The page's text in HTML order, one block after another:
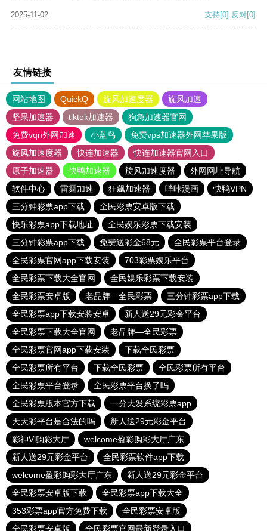
2025-11-02 支持[0] 反对[0]
友情链接
网站地图 QuickQ 旋风加速度器
旋风加速
坚果加速器
tiktok加速器
狗急加速器官网
免费vqn外网加速
小蓝鸟
免费vps加速器外网苹果版
旋风加速度器
快连加速器
快连加速器官网入口
原子加速器
快鸭加速器 旋风加速度器
外网网址导航
软件中心
雷霆加速 狂飙加速器 哔咔漫画
快鸭VPN
三分钟彩票app下载
全民彩票安卓版下载
快乐彩票app下载地址
全民娱乐彩票下载安装
三分钟彩票app下载
免费送彩金68元
全民彩票平台登录
全民彩票官网app下载安装
703彩票娱乐平台
全民彩票下载大全官网
全民娱乐彩票下载安装
全民彩票安卓版
老品牌—全民彩票
三分钟彩票app下载
全民彩票app下载安装安卓
新人送29元彩金平台
全民彩票下载大全官网
老品牌—全民彩票
全民彩票官网app下载安装
下载全民彩票
全民彩票所有平台
下载全民彩票
全民彩票所有平台
全民彩票平台登录
全民彩票平台换了吗
全民彩票版本官方下载
一分大发系统彩票app
天天彩平台是合法的吗
新人送29元彩金平台
彩神Vl购彩大厅
welcome盈彩购彩大厅广东
新人送29元彩金平台
全民彩票软件app下载
welcome盈彩购彩大厅广东
新人送29元彩金平台
全民彩票安卓版下载
全民彩票app下载大全
353彩票app官方免费下载
全民彩票安卓版
全民彩票安卓版
全民彩票官网最新登录入口